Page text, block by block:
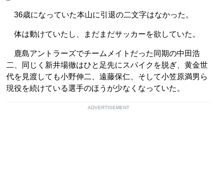
36歳になっていた本山に引退の二文字はなかった。
体は動けていたし、まだまだサッカーを欲していた。
鹿島アントラーズでチームメイトだった同期の中田浩
二、同じく新井場徹はひと足先にスパイクを脱ぎ、黄金世
代を見渡しても小野伸二、遠藤保仁、そして小笠原満男ら
現役を続けている選手のほうが少なくなっていた。
ADVERTISEMENT